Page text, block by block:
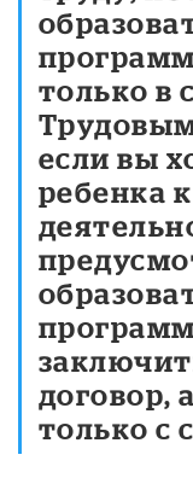
только в
если вы
ребенка
договор,
только с